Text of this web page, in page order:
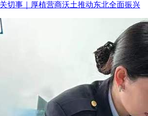
切事｜厚植营商沃土推动东北全面振兴